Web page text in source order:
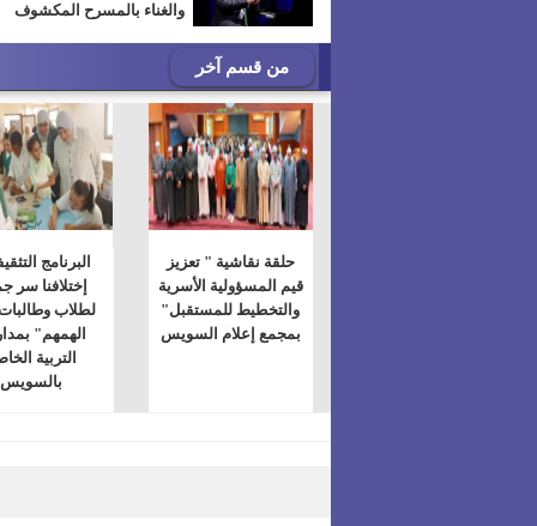
والغناء بالمسرح المكشوف
من قسم آخر
حلقة نقاشية " تعزيز
قيم المسؤولية الأسرية
والتخطيط للمستقبل"
بمجمع إعلام السويس
البرنامج
إختلافنا سر
لطلاب
الهمهم"
التربية
بالسويس